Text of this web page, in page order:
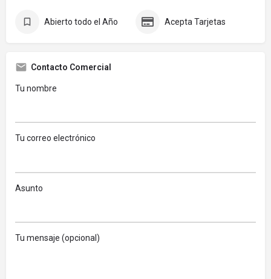
Abierto todo el Año Acepta Tarjetas
Contacto Comercial
Tu nombre
Tu correo electrónico
Asunto
Tu mensaje (opcional)